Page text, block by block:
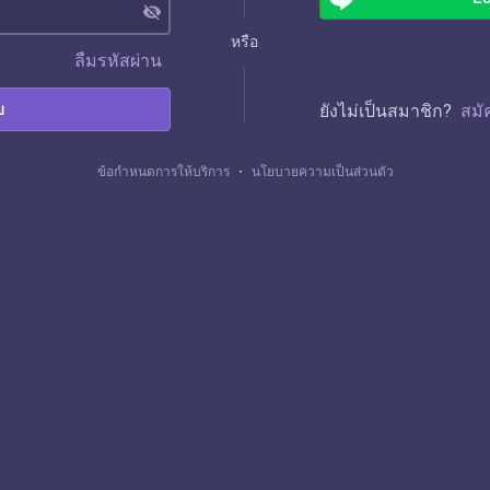
visibility_off
ลืมรหัสผ่าน
หรือ
ยังไม่เป็นสมาชิก? สมั
ข้อกำหนดการให้บริการ ・ นโยบายความเป็นส่วนตัว